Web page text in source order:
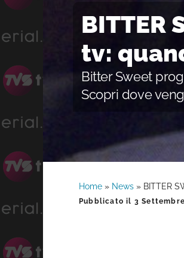
BITTER
tv:
Bitter Sweet
Scopri dove
Home » News » BITTER
Pubblicato il 3
Barra